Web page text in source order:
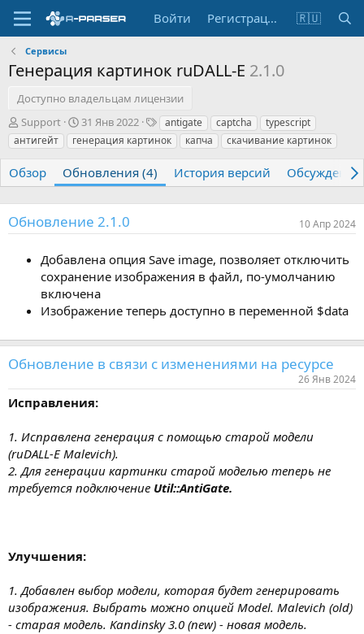
Войти Регистрация 🇷🇺
Сервисы
Генерация картинок ruDALL-E 2.1.0
Доступно владельцам лицензии
А
в
т
о
р
Support
Д
а
т
с
д
а
и
я
31 Янв 2022
Т
е
г
antigate captcha
typescript
антигейт
генерация картинок капча скачивание картинок
Обзор Обновления (4) История версий Обсуждение
Обновление 2.1.0 10 Апр 2024
Добавлена опция Save image, позволяет отключить
сохранение изображения в файл, по-умолчанию
включена
Изображение теперь доступно в переменной $data
Обновление в связи с изменениями на ресурсе
26 Янв 2024
Исправления:
1. Исправлена генерация с помощью старой модели
(ruDALL-E Malevich).
2. Для генерации картинки старой моделью теперь не
требуется подключение Util::AntiGate.
Улучшения:
1. Добавлен выбор модели, которая будет генерировать
изображения. Выбрать можно опцией Model. Malevich (old)
- старая модель. Kandinsky 3.0 (new) - новая модель.